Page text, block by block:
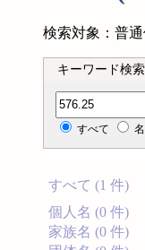
検索対象：普
キーワード検索
分類記号検索
すべて
すべて (1 件)
個人名 (0 件)
家族名 (0 件)